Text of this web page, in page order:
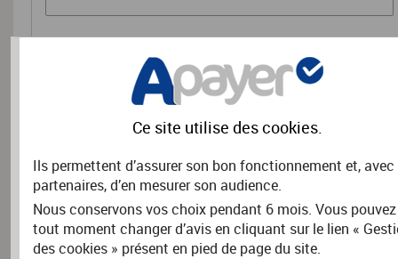
RENSEIGNEMENTS COMPLÉMENTAIRES
Précisez les coordonnées de l'adhérent.
Prénom *
Ce site utilise descookies.
Ils permettent d’assurer son bon fonctionnement et,
partenaires, d’en mesurer son audience.
Nous conservons vos choix pendant 6 mois. Vous
tout moment changer d’avis en cliquant sur le lien «
des cookies » présent en pied de page du site.